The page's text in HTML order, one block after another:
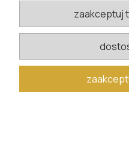
W razie pytań i wątpliwości
zaakceptuj